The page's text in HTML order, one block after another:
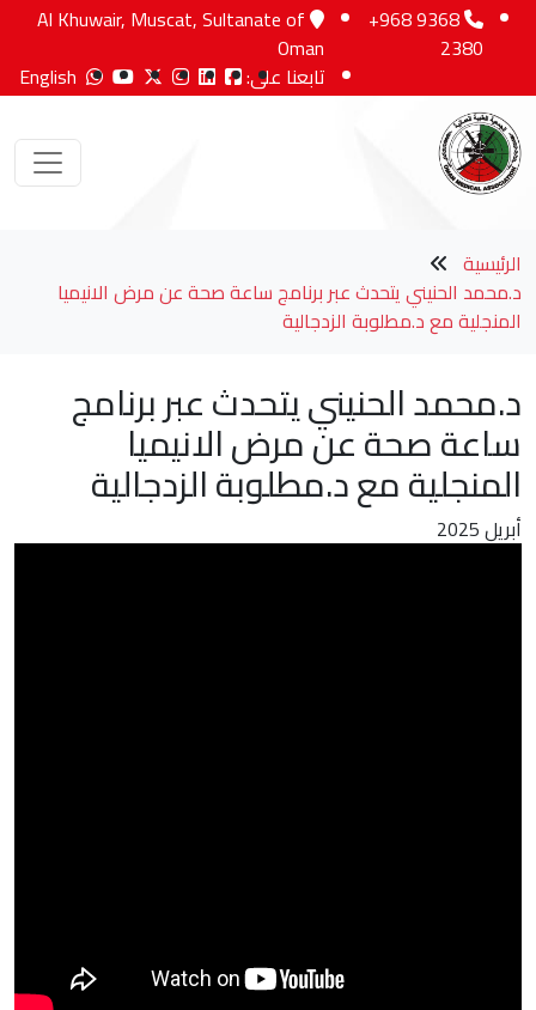
+968 9368
2380
Al Khuwair, Muscat, Sultanate of
Oman
تابعنا على:
English
الرئيسية
د.محمد الحنيني يتحدث عبر برنامج ساعة صحة عن مرض الانيميا
المنجلية مع د.مطلوبة الزدجالية
د.محمد الحنيني يتحدث عبر برنامج
ساعة صحة عن مرض الانيميا
المنجلية مع د.مطلوبة الزدجالية
أبريل 2025